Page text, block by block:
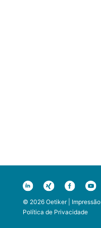
© 2026 Oetiker | Impressão|
Política de Privacidade